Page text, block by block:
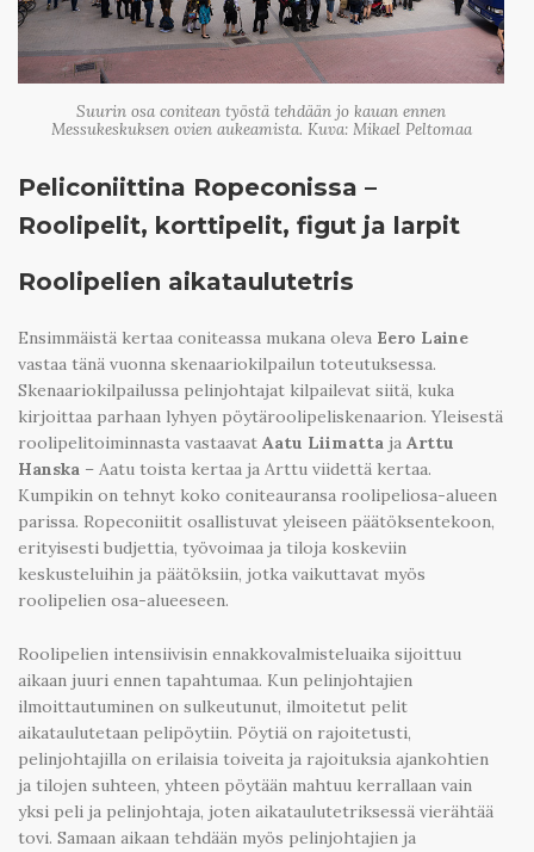
Suurin osa conitean työstä tehdään jo kauan ennen
Messukeskuksen ovien aukeamista. Kuva: Mikael Peltomaa
Peliconiittina Ropeconissa –
Roolipelit, korttipelit, figut ja larpit
Roolipelien aikataulutetris
Ensimmäistä kertaa coniteassa mukana oleva Eero Laine
vastaa tänä vuonna skenaariokilpailun toteutuksessa.
Skenaariokilpailussa pelinjohtajat kilpailevat siitä, kuka
kirjoittaa parhaan lyhyen pöytäroolipeliskenaarion. Yleisestä
roolipelitoiminnasta vastaavat Aatu Liimatta ja Arttu
Hanska – Aatu toista kertaa ja Arttu viidettä kertaa.
Kumpikin on tehnyt koko coniteauransa roolipeliosa-alueen
parissa. Ropeconiitit osallistuvat yleiseen päätöksentekoon,
erityisesti budjettia, työvoimaa ja tiloja koskeviin
keskusteluihin ja päätöksiin, jotka vaikuttavat myös
roolipelien osa-alueeseen.
Roolipelien intensiivisin ennakkovalmisteluaika sijoittuu
aikaan juuri ennen tapahtumaa. Kun pelinjohtajien
ilmoittautuminen on sulkeutunut, ilmoitetut pelit
aikataulutetaan pelipöytiin. Pöytiä on rajoitetusti,
pelinjohtajilla on erilaisia toiveita ja rajoituksia ajankohtien
ja tilojen suhteen, yhteen pöytään mahtuu kerrallaan vain
yksi peli ja pelinjohtaja, joten aikataulutetriksessä vierähtää
tovi. Samaan aikaan tehdään myös pelinjohtajien ja